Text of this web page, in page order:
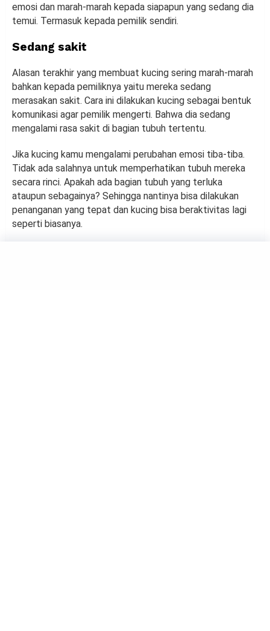
emosi dan marah-marah kepada siapapun yang sedang dia
temui. Termasuk kepada pemilik sendiri.
Sedang sakit
Alasan terakhir yang membuat kucing sering marah-marah
bahkan kepada pemiliknya yaitu mereka sedang
merasakan sakit. Cara ini dilakukan kucing sebagai bentuk
komunikasi agar pemilik mengerti. Bahwa dia sedang
mengalami rasa sakit di bagian tubuh tertentu.
Jika kucing kamu mengalami perubahan emosi tiba-tiba.
Tidak ada salahnya untuk memperhatikan tubuh mereka
secara rinci. Apakah ada bagian tubuh yang terluka
ataupun sebagainya? Sehingga nantinya bisa dilakukan
penanganan yang tepat dan kucing bisa beraktivitas lagi
seperti biasanya.